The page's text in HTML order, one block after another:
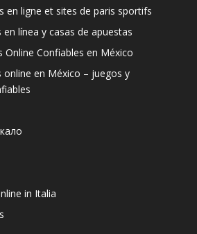
en ligne et sites de paris sportifs
línea y casas de apuestas
Online Confiables en México
online en México – juegos y
in Italia